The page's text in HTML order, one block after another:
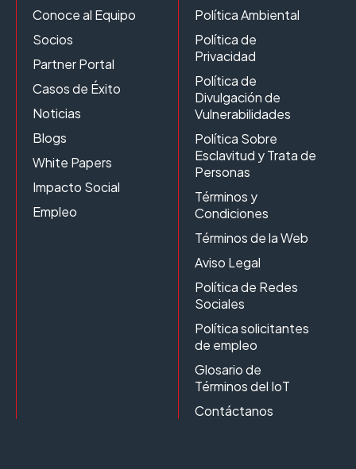
Conoce al Equipo
Socios
Partner Portal
Casos de Éxito
Noticias
Blogs
White Papers
Impacto Social
Empleo
Política Ambiental
Política de
Privacidad
Política de
Divulgación de
Vulnerabilidades
Política Sobre
Esclavitud y Trata de
Personas
Términos y
Condiciones
Términos de la Web
Aviso Legal
Política de Redes
Sociales
Política solicitantes
de empleo
Glosario de
Términos del IoT
Contáctanos